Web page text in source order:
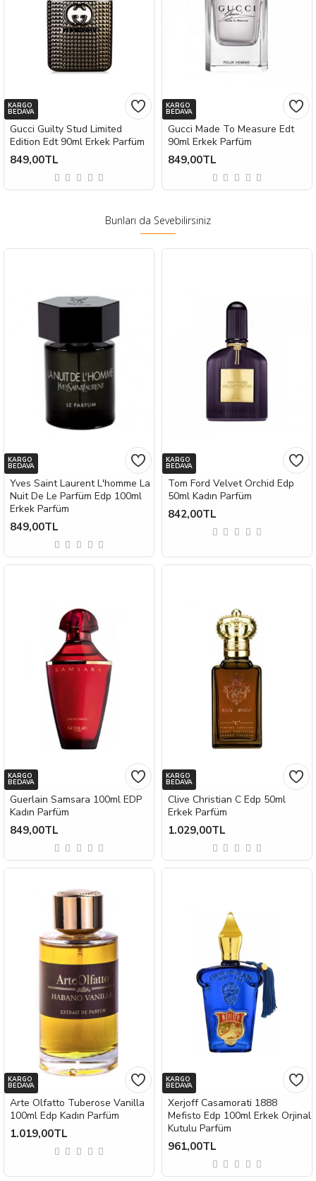
KARGO
BEDAVA
Gucci Guilty Stud Limited
Edition Edt 90ml Erkek Parfüm
849,00TL
KARGO
BEDAVA
Gucci Made To Measure Edt
90ml Erkek Parfüm
849,00TL
Bunları da Sevebilirsiniz
KARGO
BEDAVA
Yves Saint Laurent L'homme La
Nuit De Le Parfüm Edp 100ml
Erkek Parfüm
849,00TL
KARGO
BEDAVA
Tom Ford Velvet Orchid Edp
50ml Kadın Parfüm
842,00TL
KARGO
BEDAVA
Guerlain Samsara 100ml EDP
Kadın Parfüm
849,00TL
KARGO
BEDAVA
Clive Christian C Edp 50ml
Erkek Parfüm
1.029,00TL
KARGO
BEDAVA
Arte Olfatto Tuberose Vanilla
100ml Edp Kadın Parfüm
1.019,00TL
KARGO
BEDAVA
Xerjoff Casamorati 1888
Mefisto Edp 100ml Erkek Orjinal
Kutulu Parfüm
961,00TL